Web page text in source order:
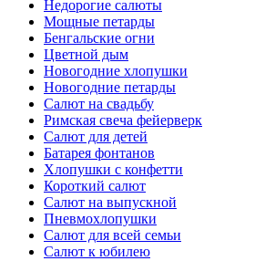
Недорогие салюты
Мощные петарды
Бенгальские огни
Цветной дым
Новогодние хлопушки
Новогодние петарды
Салют на свадьбу
Римская свеча фейерверк
Салют для детей
Батарея фонтанов
Хлопушки с конфетти
Короткий салют
Салют на выпускной
Пневмохлопушки
Салют для всей семьи
Салют к юбилею